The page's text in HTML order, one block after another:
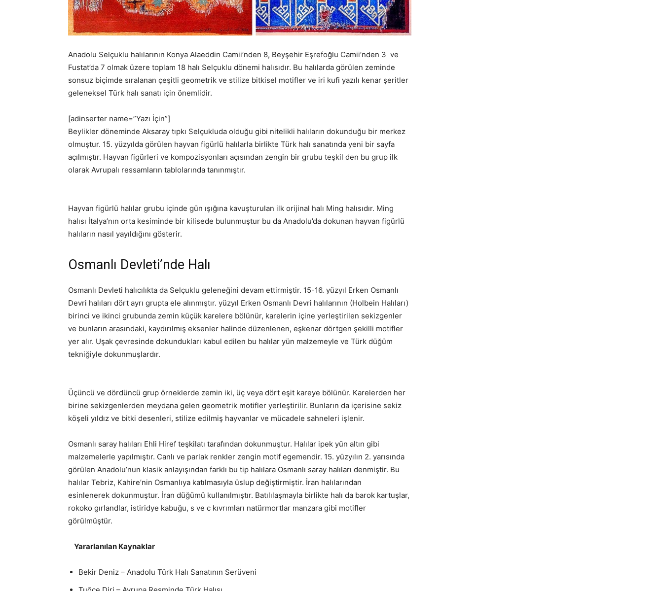
Anadolu Selçuklu halılarının Konya Alaeddin Camii’nden 8, Beyşehir Eşrefoğlu Camii’nden 3 ve
Fustat’da 7 olmak üzere toplam 18 halı Selçuklu dönemi halısıdır. Bu halılarda görülen zeminde
sonsuz biçimde sıralanan çeşitli geometrik ve stilize bitkisel motifler ve iri kufi yazılı kenar şeritler
geleneksel Türk halı sanatı için önemlidir.
[adinserter name=”Yazı İçin”]
Beylikler döneminde Aksaray tıpkı Selçukluda olduğu gibi nitelikli halıların dokunduğu bir merkez
olmuştur. 15. yüzyılda görülen hayvan figürlü halılarla birlikte Türk halı sanatında yeni bir sayfa
açılmıştır. Hayvan figürleri ve kompozisyonları açısından zengin bir grubu teşkil den bu grup ilk
olarak Avrupalı ressamların tablolarında tanınmıştır.
Hayvan figürlü halılar grubu içinde gün ışığına kavuşturulan ilk orijinal halı Ming halısıdır. Ming
halısı İtalya’nın orta kesiminde bir kilisede bulunmuştur bu da Anadolu’da dokunan hayvan figürlü
halıların nasıl yayıldığını gösterir.
Osmanlı Devleti’nde Halı
Osmanlı Devleti halıcılıkta da Selçuklu geleneğini devam ettirmiştir. 15-16. yüzyıl Erken Osmanlı
Devri halıları dört ayrı grupta ele alınmıştır. yüzyıl Erken Osmanlı Devri halılarının (Holbein Halıları)
birinci ve ikinci grubunda zemin küçük karelere bölünür, karelerin içine yerleştirilen sekizgenler
ve bunların arasındaki, kaydırılmış eksenler halinde düzenlenen, eşkenar dörtgen şekilli motifler
yer alır. Uşak çevresinde dokundukları kabul edilen bu halılar yün malzemeyle ve Türk düğüm
tekniğiyle dokunmuşlardır.
Üçüncü ve dördüncü grup örneklerde zemin iki, üç veya dört eşit kareye bölünür. Karelerden her
birine sekizgenlerden meydana gelen geometrik motifler yerleştirilir. Bunların da içerisine sekiz
köşeli yıldız ve bitki desenleri, stilize edilmiş hayvanlar ve mücadele sahneleri işlenir.
Osmanlı saray halıları Ehli Hiref teşkilatı tarafından dokunmuştur. Halılar ipek yün altın gibi
malzemelerle yapılmıştır. Canlı ve parlak renkler zengin motif egemendir. 15. yüzyılın 2. yarısında
görülen Anadolu’nun klasik anlayışından farklı bu tip halılara Osmanlı saray halıları denmiştir. Bu
halılar Tebriz, Kahire’nin Osmanlıya katılmasıyla üslup değiştirmiştir. İran halılarından
esinlenerek dokunmuştur. İran düğümü kullanılmıştır. Batılılaşmayla birlikte halı da barok kartuşlar,
rokoko gırlandlar, istiridye kabuğu, s ve c kıvrımları natürmortlar manzara gibi motifler
görülmüştür.
Yararlanılan Kaynaklar
Bekir Deniz – Anadolu Türk Halı Sanatının Serüveni